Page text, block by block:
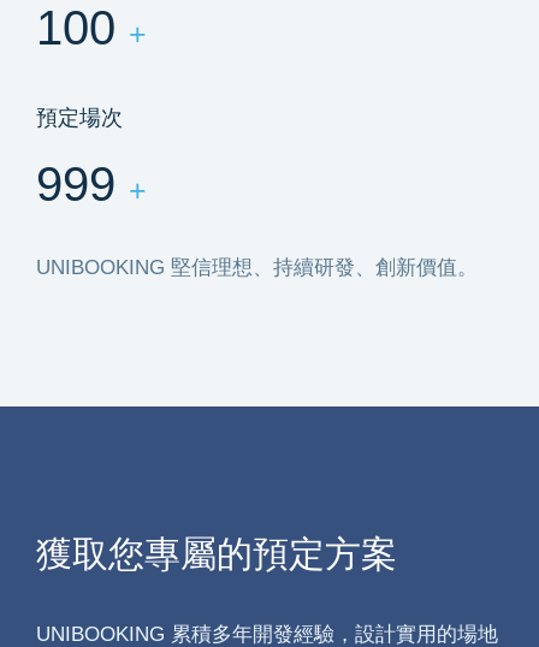
100 +
預定場次
999 +
UNIBOOKING 堅信理想、持續研發、創新價值。
獲取您專屬的預定方案
UNIBOOKING 累積多年開發經驗，設計實用的場地